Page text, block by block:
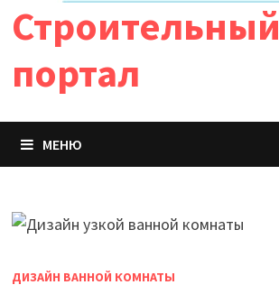
Строительный
портал
МЕНЮ
ДИЗАЙН ВАННОЙ КОМНАТЫ